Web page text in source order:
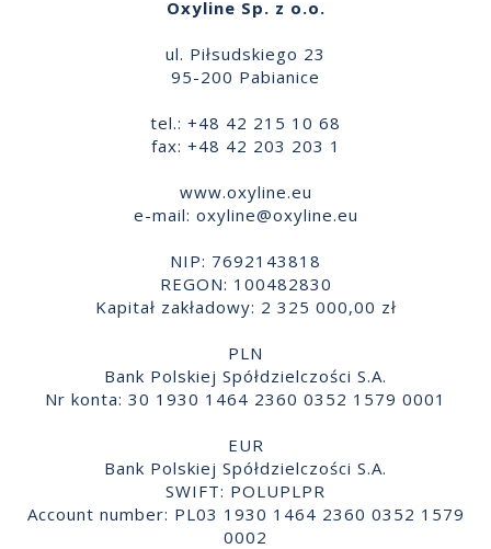
Oxyline Sp. z o.o.
ul. Piłsudskiego 23
95-200 Pabianice
tel.: +48 42 215 10 68
fax: +48 42 203 203 1
www.oxyline.eu
e-mail: oxyline@oxyline.eu
NIP: 7692143818
REGON: 100482830
Kapitał zakładowy: 2 325 000,00 zł
PLN
Bank Polskiej Spółdzielczości S.A.
Nr konta: 30 1930 1464 2360 0352 1579 0001
EUR
Bank Polskiej Spółdzielczości S.A.
SWIFT: POLUPLPR
Account number: PL03 1930 1464 2360 0352 1579
0002